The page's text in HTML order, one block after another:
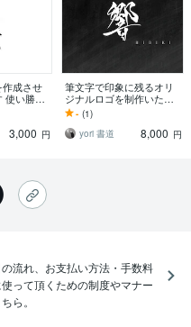
成させ
い勝手
タを制
3,000 円
筆文字で印象に残るオリ
ジナルロゴを制作いたし
ます 店舗ロゴや商品ロ
ゴ、個人の方まで幅広く
対応いたします
- (1)
yori 書道
8,000 円
流れ、お支払い方法・手数料
って頂くための制度やマナー
ら。